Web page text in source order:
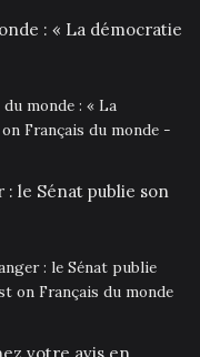
: « La démocratie
monde : « La
Français du monde -
le Sénat publie son
: le Sénat publie
on Français du monde